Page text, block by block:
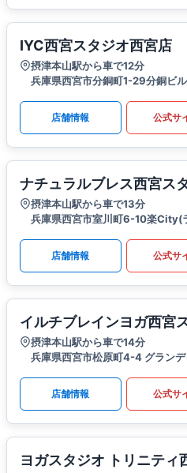
IYC西宮スタジオ西宮店
摂津本山駅から車で12分
兵庫県西宮市分銅町1-29分銅ビ
店舗情報 公式サ
ナチュラルブレス西宮ス
摂津本山駅から車で13分
兵庫県西宮市室川町6-10楽City(
店舗情報 公式サ
イルチブレインヨガ西宮
摂津本山駅から車で14分
兵庫県西宮市松原町4-4 グラン
店舗情報 公式サ
ヨガスタジオ トリニティ